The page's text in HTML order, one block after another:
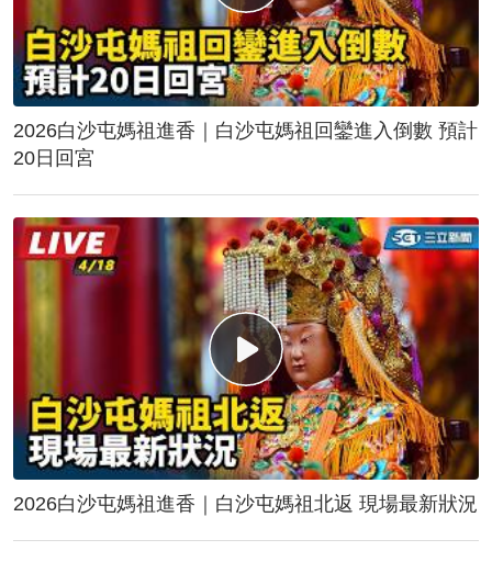
2026白沙屯媽祖進香｜白沙屯媽祖回鑾進入倒數 預計
20日回宮
2026白沙屯媽祖進香｜白沙屯媽祖北返 現場最新狀況